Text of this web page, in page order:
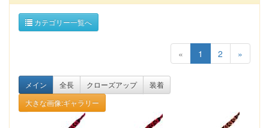
カテゴリー一覧へ
« 1 2 »
メイン 全長 クローズアップ
装着
大きな画像:ギャラリー